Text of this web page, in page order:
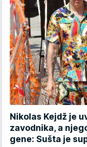
Nikolas Kejdž je
zavodnika, a
gene: Sušta je